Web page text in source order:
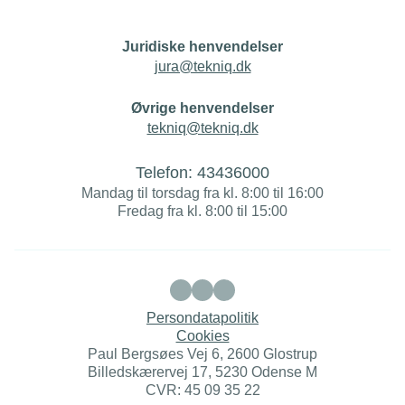
Juridiske henvendelser
jura@tekniq.dk
Øvrige henvendelser
tekniq@tekniq.dk
Telefon: 43436000
Mandag til torsdag fra kl. 8:00 til 16:00
Fredag fra kl. 8:00 til 15:00
Persondatapolitik
Cookies
Paul Bergsøes Vej 6, 2600 Glostrup
Billedskærervej 17, 5230 Odense M
CVR: 45 09 35 22